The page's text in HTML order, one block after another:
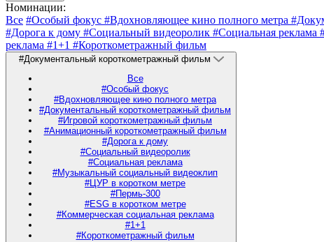
Номинации:
Все #Особый фокус #Вдохновляющее кино полного метра
#Дорога к дому #Социальный видеоролик #Социальная реклама
реклама #1+1 #Короткометражный фильм
#Документальный короткометражный фильм
Все
#Особый фокус
#Вдохновляющее кино полного метра
#Документальный короткометражный фильм
#Игровой короткометражный фильм
#Анимационный короткометражный фильм
#Дорога к дому
#Социальный видеоролик
#Социальная реклама
#Музыкальный социальный видеоклип
#ЦУР в коротком метре
#Пермь-300
#ESG в коротком метре
#Коммерческая социальная реклама
#1+1
#Короткометражный фильм